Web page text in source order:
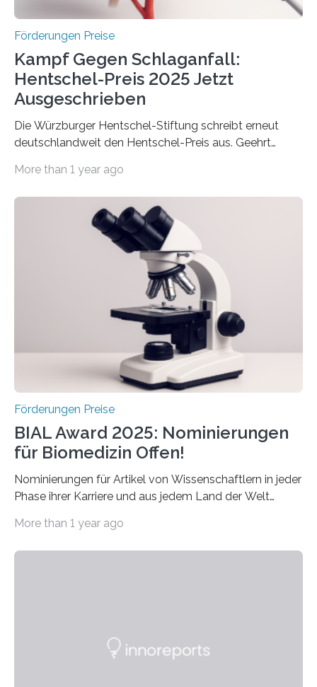
Förderungen Preise
Kampf Gegen Schlaganfall:
Hentschel-Preis 2025 Jetzt
Ausgeschrieben
Die Würzburger Hentschel-Stiftung schreibt erneut
deutschlandweit den Hentschel-Preis aus. Geehrt
hochrangige wissenschaftliche Publikation zum Thema
Schlaganfall“ mit Sitz in Würzburg fördert die
Schlaganfallforschung, um die Behandlung der
Betroffenen zu verbessern. Dazu schreibt sie auch in
diesem Jahr wieder deutschlandweit den Hentschel-
Preis aus. Er richtet sich gezielt an jüngere
Forscherinnen und Forscher unter 40 Jahren. Geehrt
werden soll eine herausragende Doktorarbeit oder eine
hochrangige wissenschaftliche Publikation zum Thema
More than 1 year ago
Förderungen Preise
BIAL Award 2025: Nominierungen
für Biomedizin Offen!
Nominierungen für Artikel von Wissenschaftlern in jeder
Phase ihrer Karriere und aus jedem Land der Welt
Leben gerufen, um die bemerkenswertesten
Foundation, des BIAL Award in Biomedicine ist in
More than 1 year ago